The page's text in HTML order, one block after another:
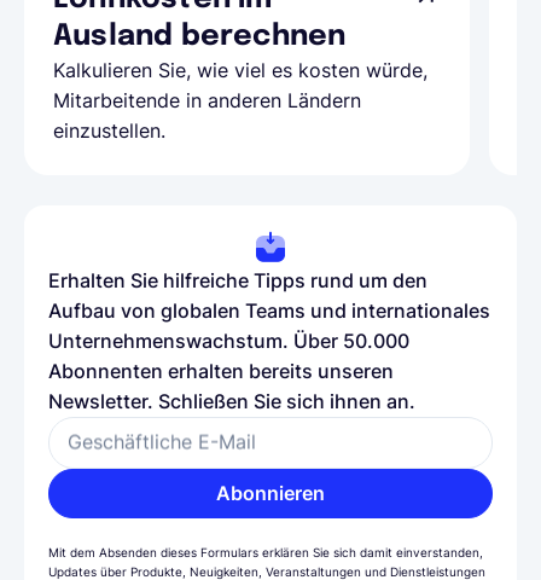
Ausland berechnen
Kalkulieren Sie, wie viel es kosten würde,
Mitarbeitende in anderen Ländern
einzustellen.
Erhalten Sie hilfreiche Tipps rund um den
Aufbau von globalen Teams und internationales
Unternehmenswachstum. Über 50.000
Abonnenten erhalten bereits unseren
Newsletter. Schließen Sie sich ihnen an.
Geschäftliche E-Mail
Abonnieren
Mit dem Absenden dieses Formulars erklären Sie sich damit einverstanden,
Updates über Produkte, Neuigkeiten, Veranstaltungen und Dienstleistungen